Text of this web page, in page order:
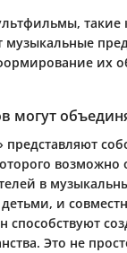
такие
музыкальные
их
могут
представляют
возможно
в
и
способствуют
Это не